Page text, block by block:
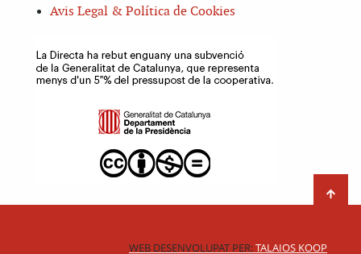
Avis Legal & Política de Cookies
WEB DESENVOLUPAT PER:TALAIOS KOOP